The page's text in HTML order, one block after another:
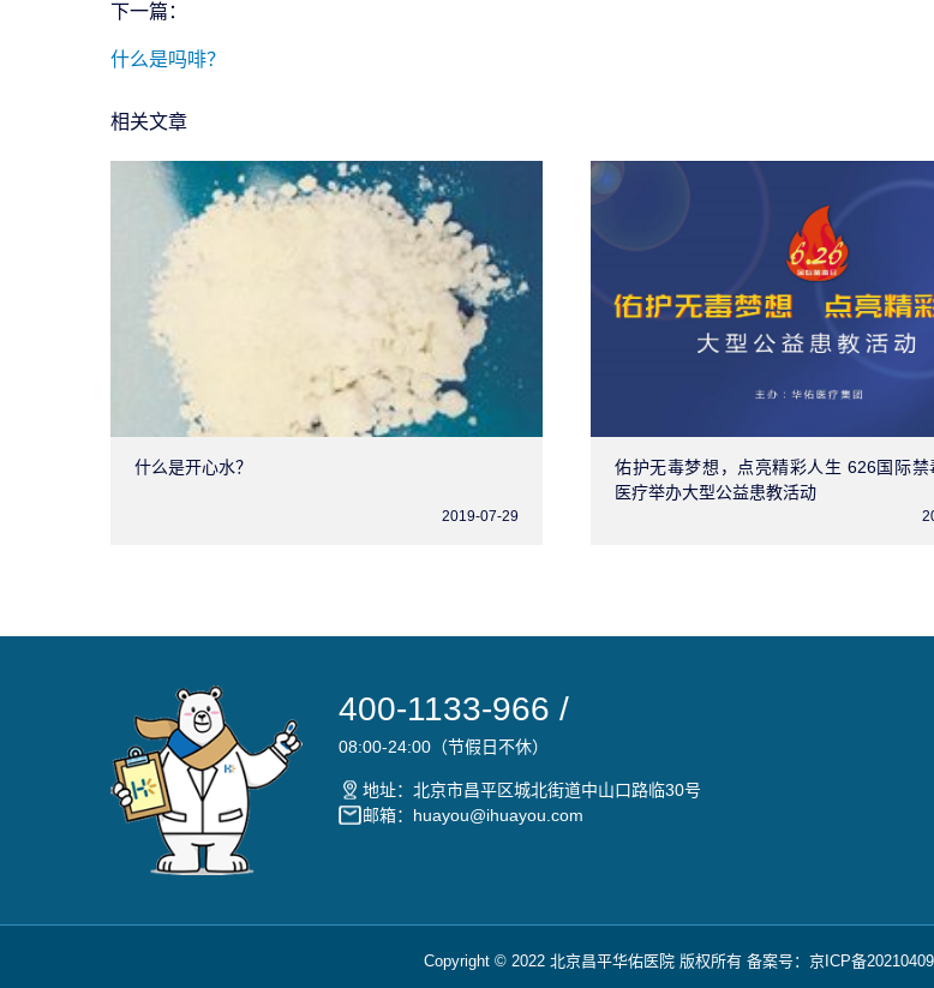
下一篇：
什么是吗啡？
相关文章
什么是开心水？
2019-07-29
佑护无毒梦想，点亮精彩人生 626国际禁
医疗举办大型公益患教活动
400-1133-966 /
08:00-24:00（节假日不休）
地址：北京市昌平区城北街道中山口路临30号
邮箱：huayou@ihuayou.com
Copyright © 2022 北京昌平华佑医院 版权所有 备案号： 京ICP备